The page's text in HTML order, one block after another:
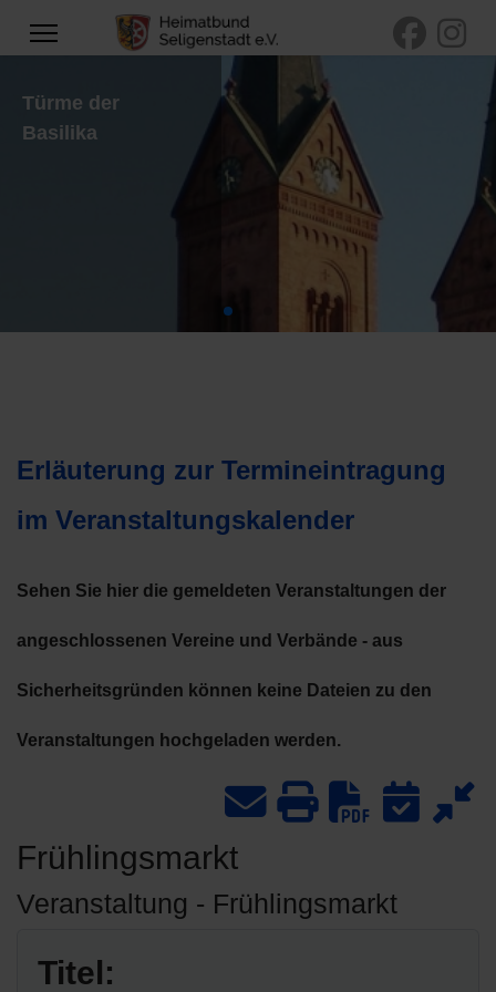
Türme der
Basilika
Erläuterung zur Termineintragung
im Veranstaltungskalender
Sehen Sie hier die gemeldeten Veranstaltungen der
angeschlossenen Vereine und Verbände - aus
Sicherheitsgründen können keine Dateien zu den
Veranstaltungen hochgeladen werden.
Frühlingsmarkt
Veranstaltung - Frühlingsmarkt
Titel: